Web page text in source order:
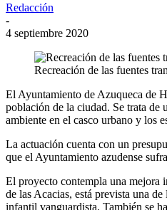
Redacción
-
4 septiembre 2020
Recreación de las fuentes
El Ayuntamiento de Azuqueca de
población de la ciudad. Se trata de
ambiente en el casco urbano y los
La actuación cuenta con un
que el Ayuntamiento azudense
El proyecto contempla una mejora
de las Acacias, está prevista una
infantil vanguardista. También se